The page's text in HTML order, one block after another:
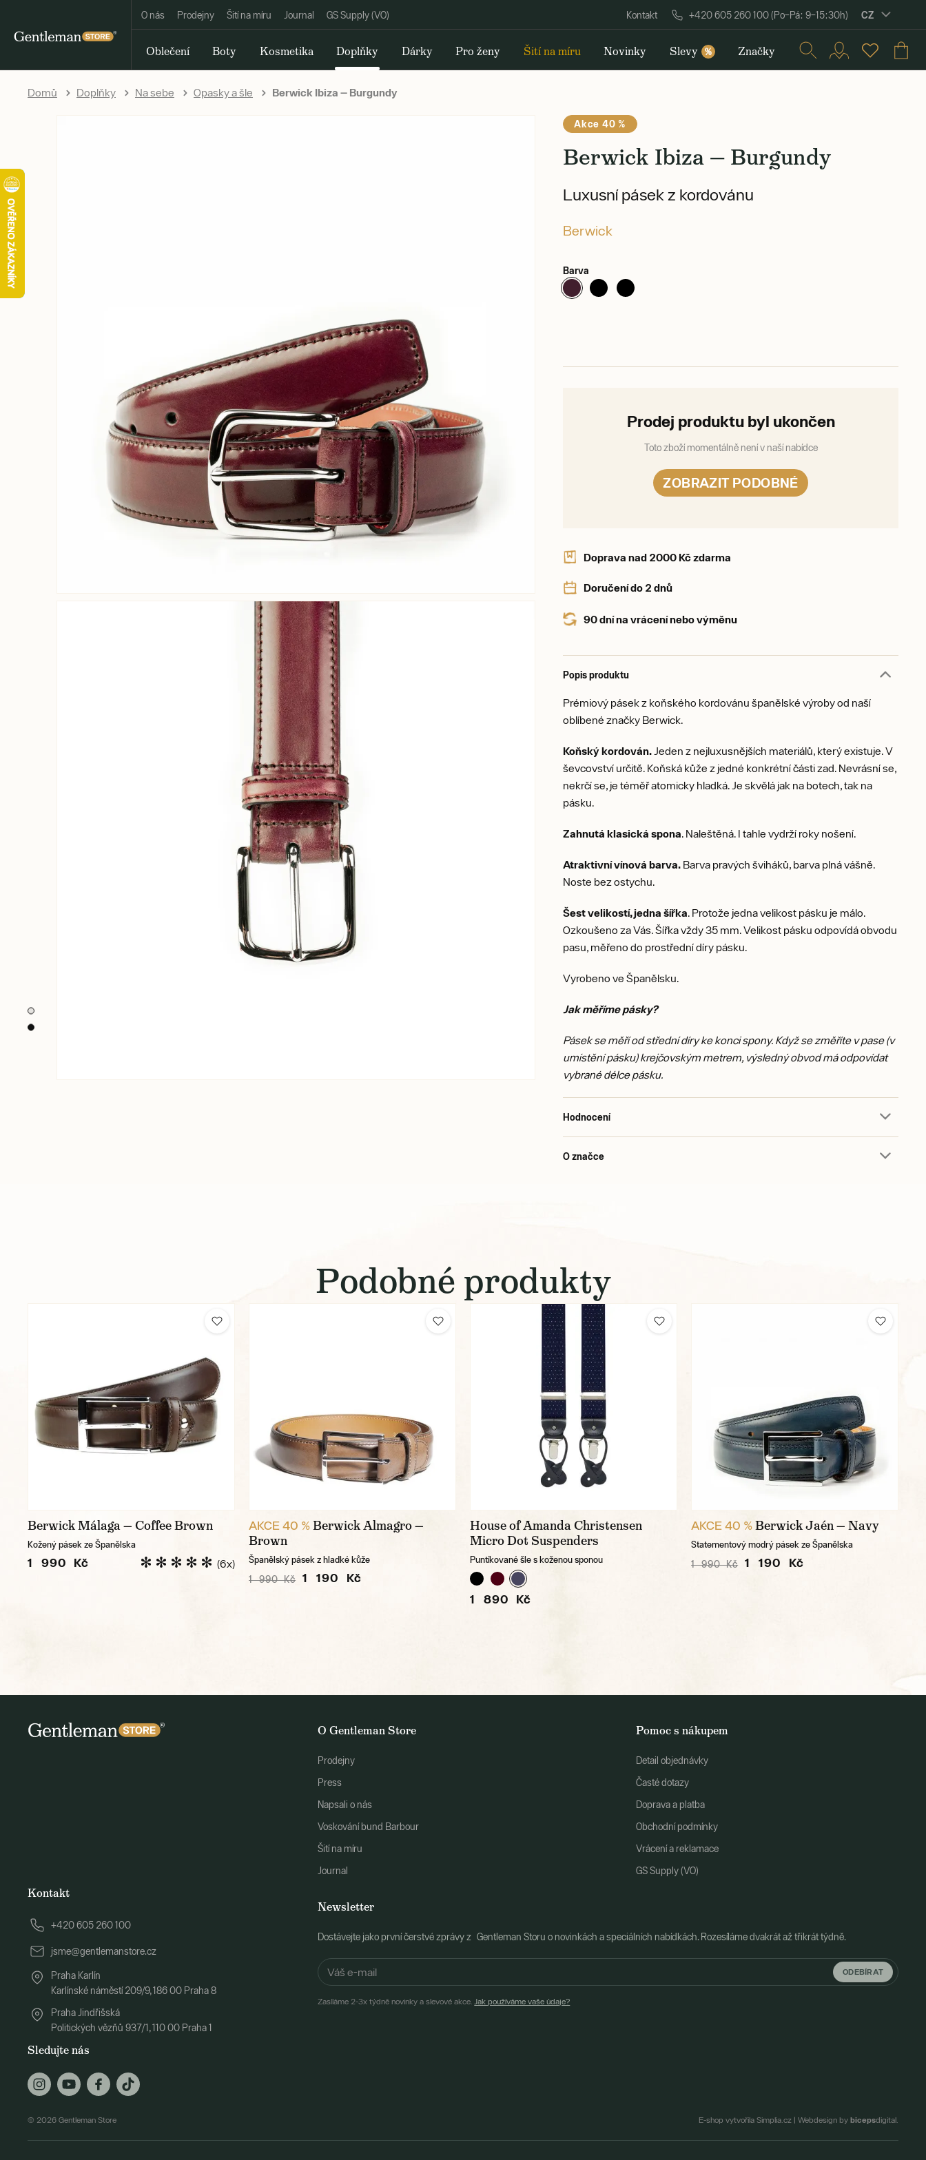
O nás Prodejny Šití na míru Journal GS Supply (VO) Kontakt +420 605 260 100 (Po–Pá: 9–15:30h) CZ
Oblečení Boty Kosmetika Doplňky Dárky Pro ženy Šití na míru Novinky Slevy % Značky
Domů Doplňky Na sebe Opasky a šle Berwick Ibiza — Burgundy
Akce 40 %
Berwick Ibiza — Burgundy
Luxusní pásek z kordovánu
Berwick
Barva
Prodej produktu byl ukončen
Toto zboží momentálně není v naší nabídce
ZOBRAZIT PODOBNÉ
Doprava nad 2000 Kč zdarma
Doručení do 2 dnů
90 dní na vrácení nebo výměnu
Popis produktu
Prémiový pásek z koňského kordovánu španělské výroby od naší
oblíbené značky Berwick.
Koňský kordován. Jeden z nejluxusnějších materiálů, který existuje. V
ševcovství určitě. Koňská kůže z jedné konkrétní části zad. Nevrásní se,
nekrčí se, je téměř atomicky hladká. Je skvělá jak na botech, tak na
pásku.
Zahnutá klasická spona. Naleštěná. I tahle vydrží roky nošení.
Atraktivní vínová barva. Barva pravých šviháků, barva plná vášně.
Noste bez ostychu.
Šest velikostí, jedna šířka. Protože jedna velikost pásku je málo.
Ozkoušeno za Vás. Šířka vždy 35 mm. Velikost pásku odpovídá obvodu
pasu, měřeno do prostřední díry pásku.
Vyrobeno ve Španělsku.
Jak měříme pásky?
Pásek se měří od střední díry ke konci spony. Když se změříte v pase (v
umístění pásku) krejčovským metrem, výsledný obvod má odpovídat
vybrané délce pásku.
Hodnocení
O značce
Podobné produkty
Berwick Málaga — Coffee Brown
Kožený pásek ze Španělska
1 990 Kč (6x)
AKCE 40 %Berwick Almagro —
Brown
Španělský pásek z hladké kůže
1 990 Kč 1 190 Kč
House of Amanda Christensen
Micro Dot Suspenders
Puntíkované šle s koženou sponou
1 890 Kč
AKCE 40 %Berwick Jaén — Navy
Statementový modrý pásek ze Španělska
1 990 Kč 1 190 Kč
O Gentleman Store
Prodejny
Press
Napsali o nás
Voskování bund Barbour
Šití na míru
Journal
Pomoc s nákupem
Detail objednávky
Časté dotazy
Doprava a platba
Obchodní podmínky
Vrácení a reklamace
GS Supply (VO)
Newsletter
Dostávejte jako první čerstvé zprávy z Gentleman Storu o novinkách a speciálních nabídkách. Rozesíláme dvakrát až třikrát týdně.
ODEBÍRAT
Zasíláme 2-3x týdně novinky a slevové akce.Jak používáme vaše údaje?
Kontakt
+420 605 260 100
jsme@gentlemanstore.cz
Praha Karlín
Karlínské náměstí 209/9, 186 00 Praha 8
Praha Jindřišská
Politických vězňů 937/1, 110 00 Praha 1
Sledujte nás
© 2026 Gentleman Store E-shop vytvořila Simplia.cz | Webdesign by bicepsdigital.